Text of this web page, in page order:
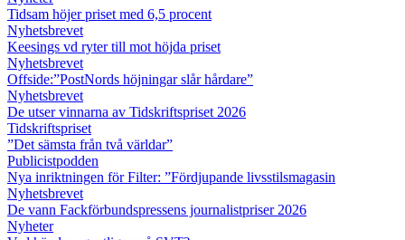
Tidsam höjer priset med 6,5 procent
Nyhetsbrevet
Keesings vd ryter till mot höjda priset
Nyhetsbrevet
Offside:”PostNords höjningar slår hårdare”
Nyhetsbrevet
De utser vinnarna av Tidskriftspriset 2026
Tidskriftspriset
”Det sämsta från två världar”
Publicistpodden
Nya inriktningen för Filter: ”Fördjupande livsstilsmagasin
Nyhetsbrevet
De vann Fackförbundspressens journalistpriser 2026
Nyheter